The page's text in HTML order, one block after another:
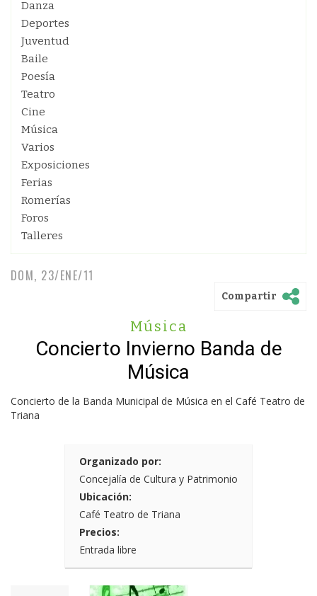
Danza
Deportes
Juventud
Baile
Poesía
Teatro
Cine
Música
Varios
Exposiciones
Ferias
Romerías
Foros
Talleres
DOM, 23/ENE/11
Compartir
Música
Concierto Invierno Banda de
Música
Concierto de la Banda Municipal de Música en el Café Teatro de
Triana
Organizado por:
Concejalía de Cultura y Patrimonio
Ubicación:
Café Teatro de Triana
Precios:
Entrada libre